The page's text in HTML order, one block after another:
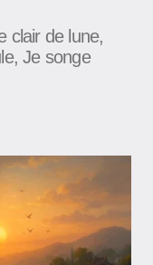
clair de lune,
Je songe